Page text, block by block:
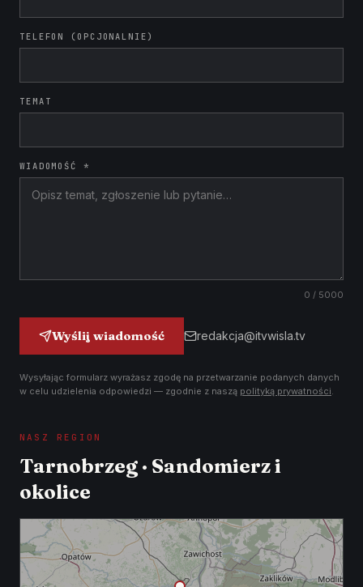
TELEFON (OPCJONALNIE)
TEMAT
WIADOMOŚĆ *
0 / 5000
Wyślij wiadomość redakcja@itvwisla.tv
Wysyłając formularz wyrażasz zgodę na przetwarzanie podanych danych
w celu udzielenia odpowiedzi — zgodnie z naszą polityką prywatności.
NASZ REGION
Tarnobrzeg · Sandomierz i
okolice